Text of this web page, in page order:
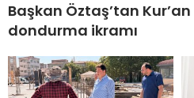
Başkan Öztaş’tan
dondurma ikramı